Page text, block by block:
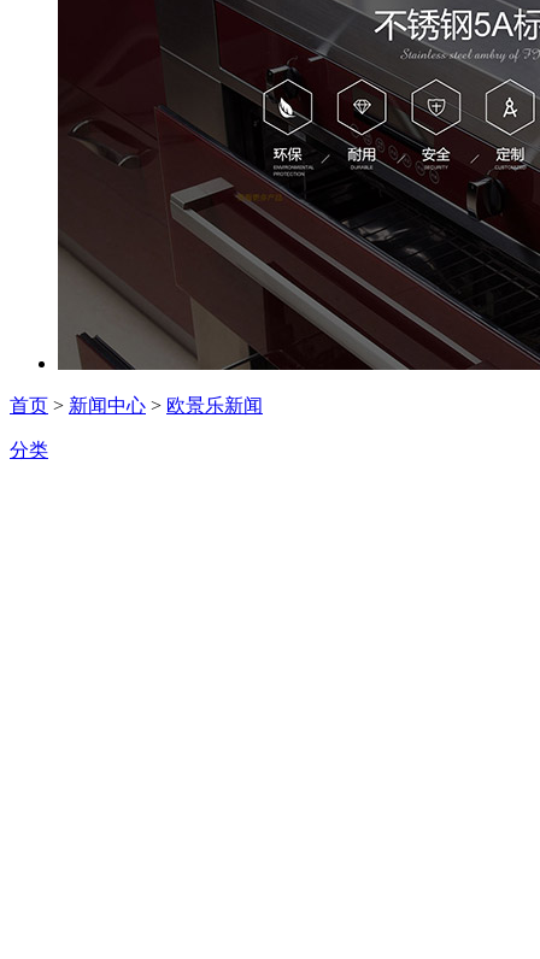
首页 > 新闻中心 > 欧景乐新闻
分类